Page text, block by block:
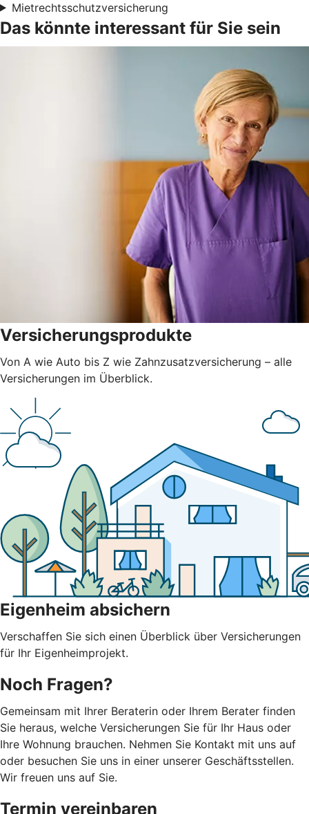
Mietrechtsschutzversicherung
Das könnte interessant für Sie sein
Versicherungsprodukte
Von A wie Auto bis Z wie Zahnzusatzversicherung – alle
Versicherungen im Überblick.
Eigenheim absichern
Verschaffen Sie sich einen Überblick über Versicherungen
für Ihr Eigenheimprojekt.
Noch Fragen?
Gemeinsam mit Ihrer Beraterin oder Ihrem Berater finden
Sie heraus, welche Versicherungen Sie für Ihr Haus oder
Ihre Wohnung brauchen. Nehmen Sie Kontakt mit uns auf
oder besuchen Sie uns in einer unserer Geschäftsstellen.
Wir freuen uns auf Sie.
Termin vereinbaren